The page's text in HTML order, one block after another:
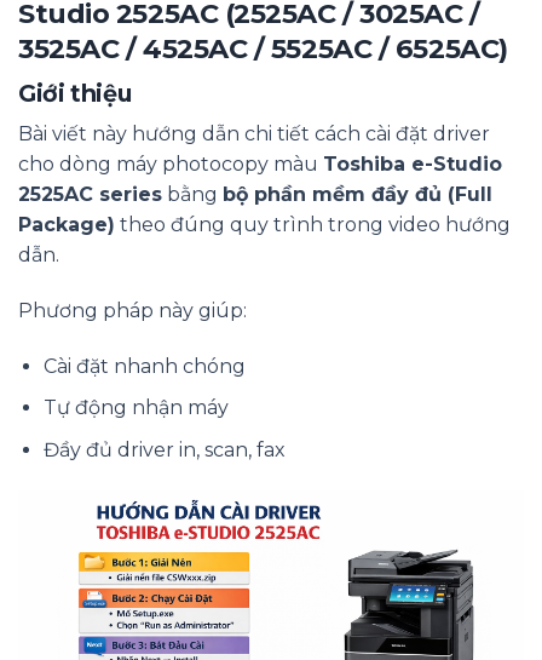
Studio 2525AC (2525AC / 3025AC /
3525AC / 4525AC / 5525AC / 6525AC)
Giới thiệu
Bài viết này hướng dẫn chi tiết cách cài đặt driver
cho dòng máy photocopy màu Toshiba e-Studio
2525AC series bằng bộ phần mềm đầy đủ (Full
Package) theo đúng quy trình trong video hướng
dẫn.
Phương pháp này giúp:
Cài đặt nhanh chóng
Tự động nhận máy
Đầy đủ driver in, scan, fax